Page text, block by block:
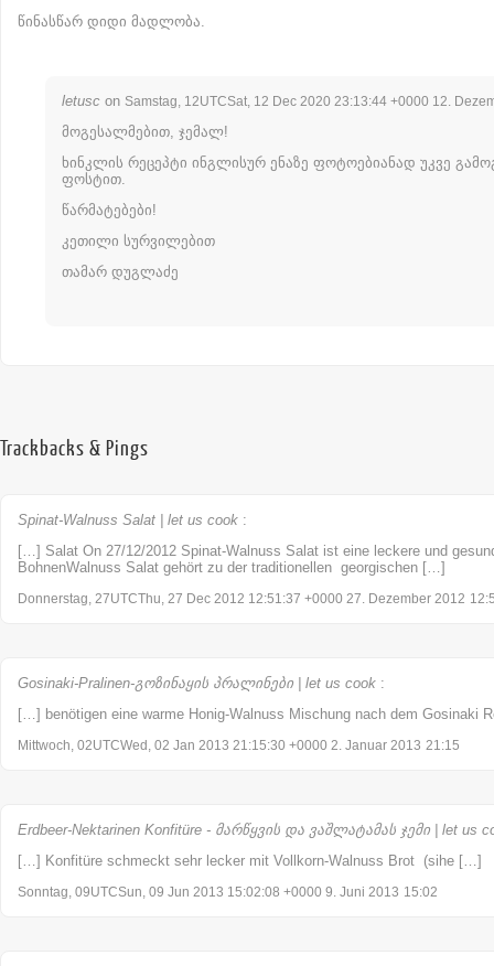
წინასწარ დიდი მადლობა.
letusc on Samstag, 12UTCSat, 12 Dec 2020 23:13:44 +0000 12.
მოგესალმებით, ჯემალ!
ხინკლის რეცეპტი ინგლისურ ენაზე ფოტოებიანად უკვე
ფოსტით.
წარმატებები!
კეთილი სურვილებით
თამარ დუგლაძე
Trackbacks & Pings
Spinat-Walnuss Salat | let us cook :
[…] Salat On 27/12/2012 Spinat-Walnuss Salat ist eine leckere und
BohnenWalnuss Salat gehört zu der traditionellen georgischen […]
Donnerstag, 27UTCThu, 27 Dec 2012 12:51:37 +0000 27. Dezember 2012
Gosinaki-Pralinen-გოზინაყის პრალინები | let us cook :
[…] benötigen eine warme Honig-Walnuss Mischung nach dem Gosinaki
Mittwoch, 02UTCWed, 02 Jan 2013 21:15:30 +0000 2. Januar 2013 21:15
Erdbeer-Nektarinen Konfitüre - მარწყვის და ვაშლატამას ჯემი | let us
[…] Konfitüre schmeckt sehr lecker mit Vollkorn-Walnuss Brot (sihe […]
Sonntag, 09UTCSun, 09 Jun 2013 15:02:08 +0000 9. Juni 2013 15:02